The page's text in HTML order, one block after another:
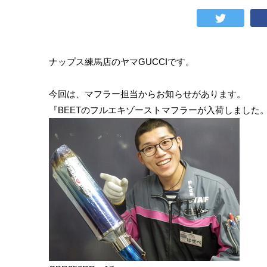
ナップス練馬店のヤマGUCCIです。
今回は、マフラー担当からお知らせがあります。
『BEETのフルエキゾーストマフラーが入荷しました